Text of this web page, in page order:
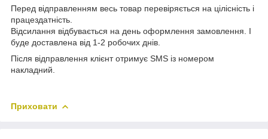
Перед відправленням весь товар перевіряється на цілісність і
працездатність.
Відсилання відбувається на день оформлення замовлення. І
буде доставлена від 1-2 робочих днів.
Після відправлення клієнт отримує SMS із номером
накладний.
Приховати